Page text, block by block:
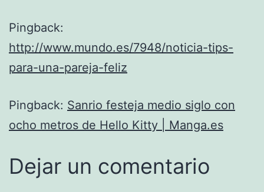
Pingback:
http://www.mundo.es/7948/noticia-tips-
para-una-pareja-feliz
Pingback: Sanrio festeja medio siglo con
ocho metros de Hello Kitty | Manga.es
Dejar un comentario